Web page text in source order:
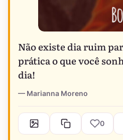
Não existe dia ruim
prática o que você
dia!
Marianna Moreno
0